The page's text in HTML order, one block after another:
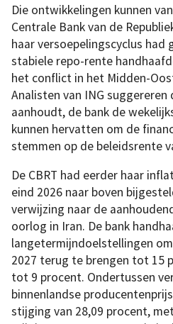
Die ontwikkelingen kunnen
Centrale Bank van de
haar versoepelingscyclus had
stabiele repo-rente
het conflict in het Midden-
Analisten van ING
aanhoudt, de bank de
kunnen hervatten om de
stemmen op de beleidsrente
De CBRT had eerder haar
eind 2026 naar boven
verwijzing naar de
oorlog in Iran. De bank
langetermijndoelstellingen
2027 terug te brengen tot 15
tot 9 procent. Ondertussen
binnenlandse
stijging van 28,09 procent,